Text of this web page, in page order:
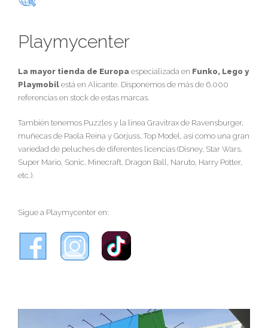
Playmycenter
La mayor tienda de Europa especializada en Funko, Lego y
Playmobil está en Alicante. Disponemos de más de 6.000
referencias en stock de estas marcas.
También tenemos Puzzles y la línea Gravitrax de Ravensburger,
muñecas de Paola Reina y Gorjuss, Top Model, así como una gran
variedad de peluches de diferentes licencias (Disney, Star Wars,
Super Mario, Sonic, Minecraft, Dragon Ball, Naruto, Harry Potter,
etc.).
Sigue a Playmycenter en: